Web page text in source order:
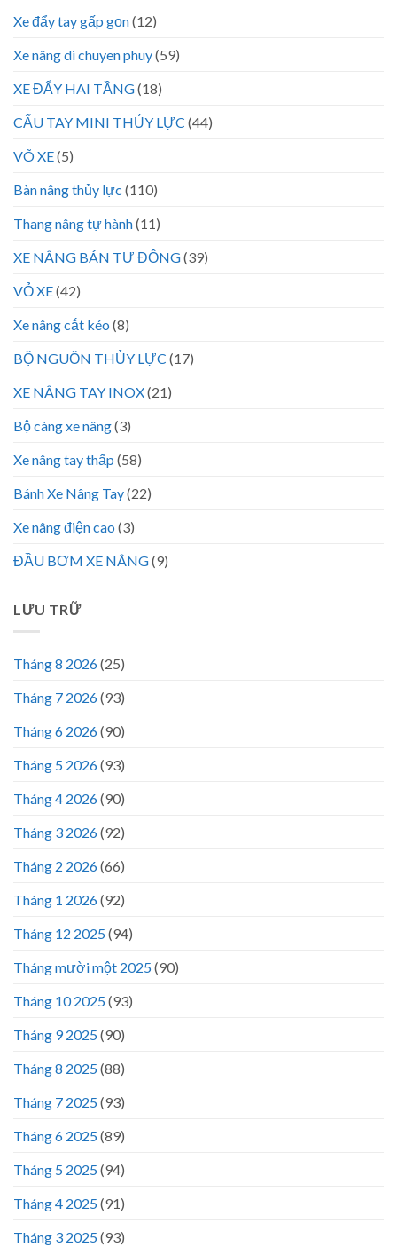
Xe đẩy tay gấp gọn(12)
Xe nâng di chuyen phuy(59)
XE ĐẨY HAI TẦNG(18)
CẨU TAY MINI THỦY LỰC (44)
VÕ XE(5)
Bàn nâng thủy lực (110)
Thang nâng tự hành(11)
XE NÂNG BÁN TỰ ĐỘNG(39)
VỎ XE(42)
Xe nâng cắt kéo (8)
BỘ NGUỒN THỦY LỰC (17)
XE NÂNG TAY INOX(21)
Bộ càng xe nâng(3)
Xe nâng tay thấp (58)
Bánh Xe Nâng Tay(22)
Xe nâng điện cao (3)
ĐẦU BƠM XE NÂNG(9)
LƯU TRỮ
Tháng 8 2026(25)
Tháng 7 2026(93)
Tháng 6 2026(90)
Tháng 5 2026(93)
Tháng 4 2026(90)
Tháng 3 2026(92)
Tháng 2 2026(66)
Tháng 1 2026(92)
Tháng 12 2025(94)
Tháng mười một 2025(90)
Tháng 10 2025(93)
Tháng 9 2025(90)
Tháng 8 2025(88)
Tháng 7 2025(93)
Tháng 6 2025(89)
Tháng 5 2025(94)
Tháng 4 2025(91)
Tháng 3 2025(93)